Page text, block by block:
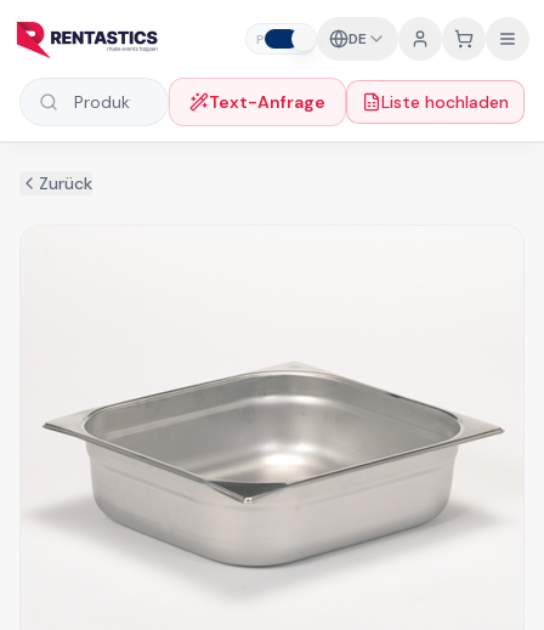
P DE
Produkte suchen Text-Anfrage Liste hochladen
Zurück